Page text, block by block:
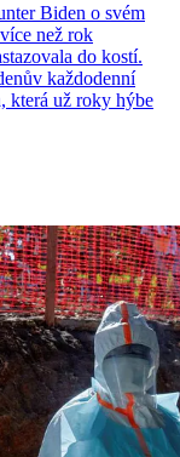
Biden o svém
než rok
do kostí.
každodenní
která už roky hýbe